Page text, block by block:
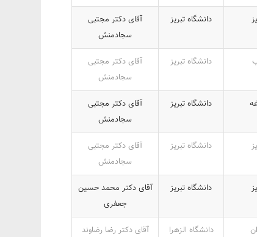
دانشگاه تبریز
آقای دکتر مجتبی
سجادمنش
دانشگاه تبریز
آقای دکتر مجتبی
سجادمنش
دانشگاه تبریز
آقای دکتر مجتبی
سجادمنش
دانشگاه تبریز
آقای دکتر مجتبی
سجادمنش
دانشگاه تبریز
آقای دکتر محمد حسین
جعفری
دانشگاه الزهرا آقای دکتر رضا رضاوند